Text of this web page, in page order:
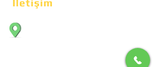
İletişim